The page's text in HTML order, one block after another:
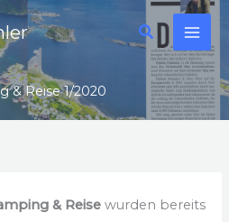
Suchen
& Reise 1/2020
& Reise wurden bereits